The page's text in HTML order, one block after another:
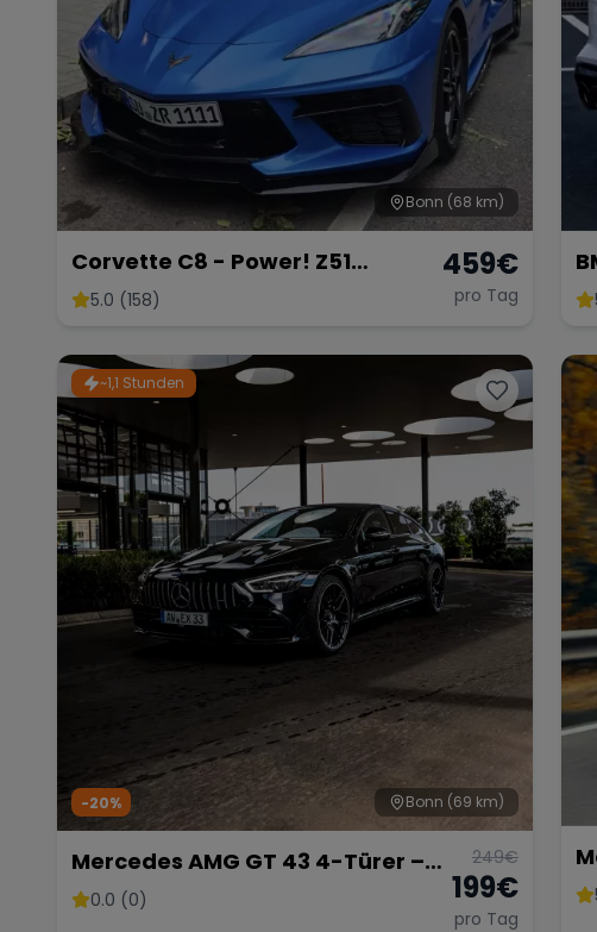
Bonn (68 km)
Corvette C8 - Power! Z51
DIAMANT
5.0 (158)
459€
pro Tag
~1,1 Stunden
Bonn (69 km)
-20%
Mercedes AMG GT 43 4-Türer –
Luxuriöse Sportlimousine
0.0 (0)
249€
199€
pro Tag